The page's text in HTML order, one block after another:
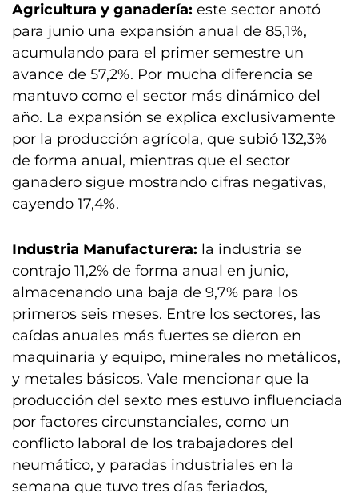
Agricultura y ganadería: este sector anotó
para junio una expansión anual de 85,1%,
acumulando para el primer semestre un
avance de 57,2%. Por mucha diferencia se
mantuvo como el sector más dinámico del
año. La expansión se explica exclusivamente
por la producción agrícola, que subió 132,3%
de forma anual, mientras que el sector
ganadero sigue mostrando cifras negativas,
cayendo 17,4%.
Industria Manufacturera: la industria se
contrajo 11,2% de forma anual en junio,
almacenando una baja de 9,7% para los
primeros seis meses. Entre los sectores, las
caídas anuales más fuertes se dieron en
maquinaria y equipo, minerales no metálicos,
y metales básicos. Vale mencionar que la
producción del sexto mes estuvo influenciada
por factores circunstanciales, como un
conflicto laboral de los trabajadores del
neumático, y paradas industriales en la
semana que tuvo tres días feriados,